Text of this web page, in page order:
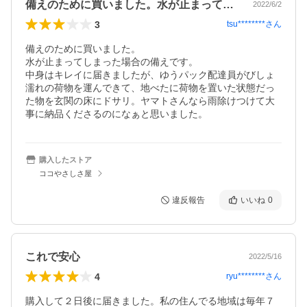
備えのために買いました。水が止まってし… 2022/6/2
3 tsu********さん
備えのために買いました。
水が止まってしまった場合の備えです。
中身はキレイに届きましたが、ゆうパック配達員がびしょ
濡れの荷物を運んできて、地べたに荷物を置いた状態だっ
た物を玄関の床にドサリ。ヤマトさんなら雨除けつけて大
事に納品くださるのになぁと思いました。
購入したストア
ココやさしさ屋
違反報告 いいね 0
これで安心 2022/5/16
4 ryu********さん
購入して２日後に届きました。私の住んでる地域は毎年７